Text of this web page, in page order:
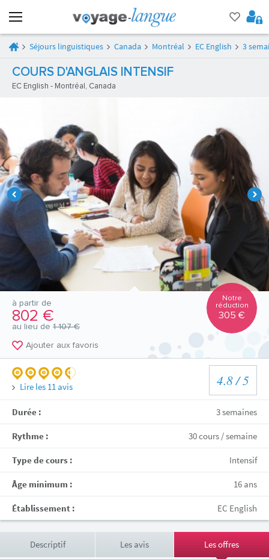
Séjours linguistiques Canada Montréal EC English 3
COURS D'ANGLAIS INTENSIF
EC English - Montréal, Canada
à partir de
802 €
au lieu de 1 107 €
Notre
réduction
305 €
Ajouter aux favoris
4.8/ 5
Lire les 11 avis
Durée : 3 semaines
Rythme : 30 cours / semaine
Type de cours : Intensif
Âge minimum : 16 ans
Établissement : EC English
Descriptif Les avis Les offres